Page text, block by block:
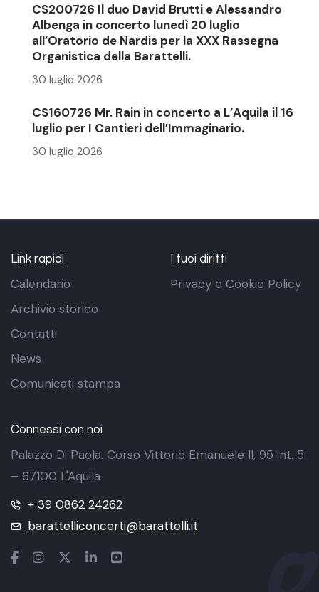
CS200726 Il duo David Brutti e Alessandro
Albenga in concerto lunedì 20 luglio
all’Oratorio de Nardis per la XXX Rassegna
Organistica della Barattelli.
30 luglio 2026
CS160726 Mr. Rain in concerto a L’Aquila il 16
luglio per I Cantieri dell’Immaginario.
30 luglio 2026
Link rapidi
Calendario
Archivio storico
Contatti
News
Comunicati stampa
I tuoi diritti
Privacy e Cookie Policy
Connessi con noi
Palazzo Di Paola. Corso Vittorio Emanuele II, 95 int. 5
– 67100 L'Aquila
+ 39 0862 24262
barattelliconcerti@barattelli.it